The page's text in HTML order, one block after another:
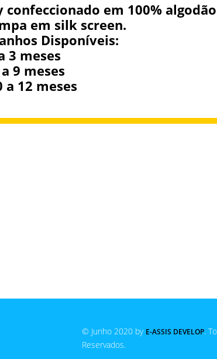
confeccionado em 100%
em silk screen.
Disponíveis:
3 meses
9 meses
a 12 meses
© Junho 2020 by E-ASSIS DEVELOP.
Reservados.